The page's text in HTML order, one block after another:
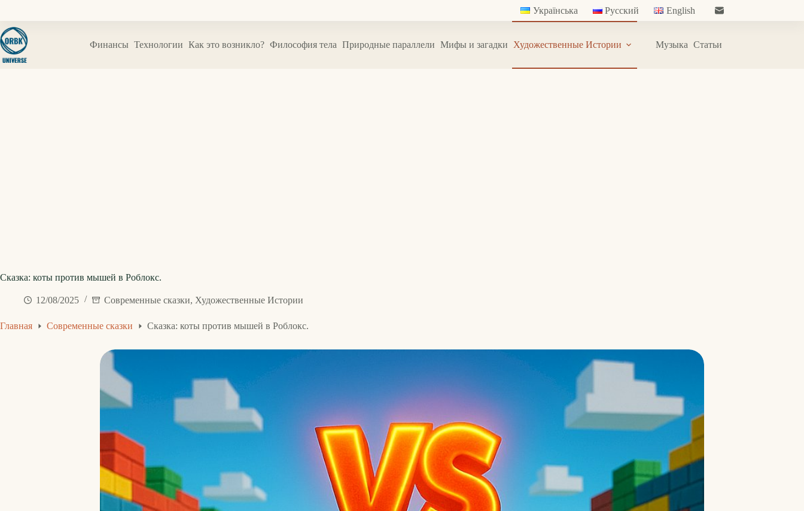
сути
Українська Русский English
Финансы Технологии Как это возникло? Философия тела Природные параллели Мифы и загадки Художественные Истории Музыка Статьи
Сказка: коты против мышей в Роблокс.
12/08/2025 Современные сказки, Художественные Истории
Главная Современные сказки Сказка: коты против мышей в Роблокс.